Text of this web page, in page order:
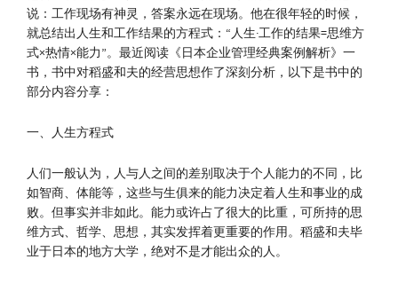
说：工作现场有神灵，答案永远在现场。他在很年轻的时候，
就总结出人生和工作结果的方程式：“人生·工作的结果=思维方
式×热情×能力”。最近阅读《日本企业管理经典案例解析》一
书，书中对稻盛和夫的经营思想作了深刻分析，以下是书中的
部分内容分享：
一、人生方程式
人们一般认为，人与人之间的差别取决于个人能力的不同，比
如智商、体能等，这些与生俱来的能力决定着人生和事业的成
败。但事实并非如此。能力或许占了很大的比重，可所持的思
维方式、哲学、思想，其实发挥着更重要的作用。稻盛和夫毕
业于日本的地方大学，绝对不是才能出众的人。